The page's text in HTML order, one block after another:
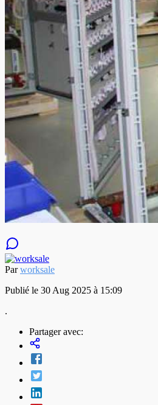
Parworksale
Publié le 30 Aug 2025 à 15:09
.
Partager avec: